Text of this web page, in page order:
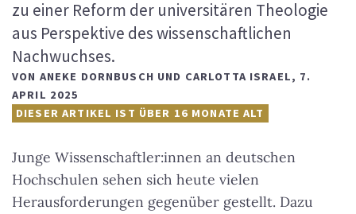
zu einer Reform der universitären Theologie
aus Perspektive des wissenschaftlichen
Nachwuchses.
VON ANEKE DORNBUSCH UND CARLOTTA ISRAEL, 7.
APRIL 2025
DIESER ARTIKEL IST ÜBER 16 MONATE ALT
Junge Wissenschaftler:innen an deutschen
Hochschulen sehen sich heute vielen
Herausforderungen gegenüber gestellt. Dazu